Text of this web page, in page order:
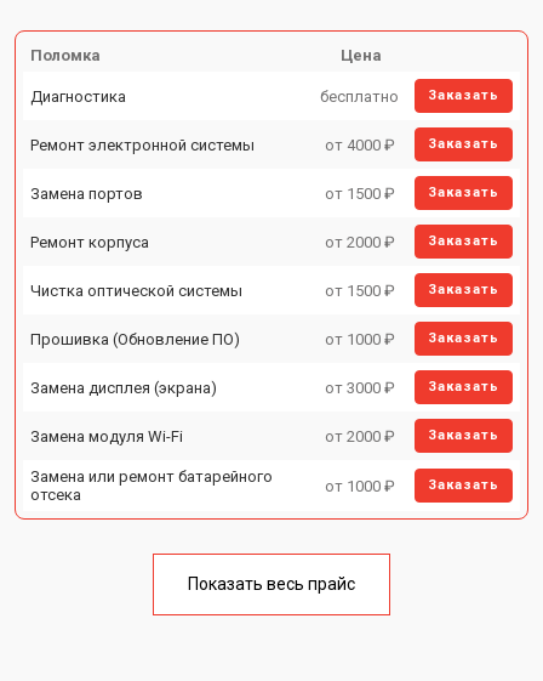
Поломка Цена
Диагностика бесплатно Заказать
Ремонт электронной системы от 4000 ₽ Заказать
Замена портов от 1500 ₽ Заказать
Ремонт корпуса от 2000 ₽ Заказать
Чистка оптической системы от 1500 ₽ Заказать
Прошивка (Обновление ПО) от 1000 ₽ Заказать
Замена дисплея (экрана) от 3000 ₽ Заказать
Замена модуля Wi-Fi от 2000 ₽ Заказать
Замена или ремонт батарейного
отсека
от 1000 ₽ Заказать
Показать весь прайс